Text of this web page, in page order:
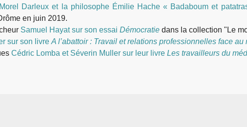
Darleux et la philosophe Émilie Hache « Badaboum et
en juin 2019.
Samuel Hayat sur son essai Démocratiedans la collection "Le
sur son livre A l’abattoir : Travail et relations professionnelles face au
Cédric Lomba et Séverin Muller sur leur livre Les travailleurs du